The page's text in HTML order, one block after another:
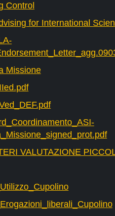
Control
for International
Missione
VALUTAZIONE